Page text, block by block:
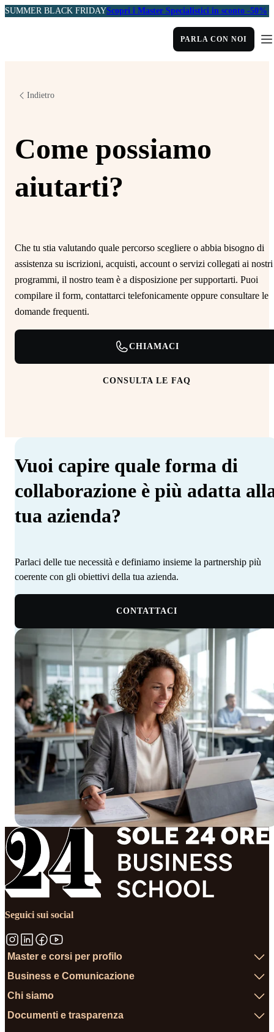
SUMMER BLACK FRIDAYScopri i Master Specialistici in sconto -50%
PARLA CON NOI
Indietro
Come possiamo
aiutarti?
Che tu stia valutando quale percorso scegliere o abbia bisogno di
assistenza su iscrizioni, acquisti, account o servizi collegati ai nostri
programmi, il nostro team è a disposizione per supportarti. Puoi
compilare il form, contattarci telefonicamente oppure consultare le
domande frequenti.
CHIAMACI
CONSULTA LE FAQ
Vuoi capire quale forma di
collaborazione è più adatta
tua azienda?
Parlaci delle tue necessità e definiamo insieme la partnership più
coerente con gli obiettivi della tua azienda. ‍ ‍‍ ‍​​​​‌ ‍ ​‍​‍‌‍ ‌ ​‍‌‍‍‌‌‍‌ ‌‍‍‌‌‍ ‍​‍​‍​ ‍‍​‍​‍‌‍‌​‌‍​‌‌ ‌​‌‍ ‌‍​ ‌‍ ‌‌ ​ ​‍ ‍‌‍​ ‌‍ ‌‍ ‌​‍​‍​‍ ​​‍​‍‌‍‍​‌ ​‍‌‍‌‌‌‍‌‍​‍​‍​ ‍‍​‍​‍‌‍‍​‌ ‌​‌ ‌​‌ ​​‌ ​ ​ ‍‍​‍ ​‍ ‌‍​ ‌‍ ‌‌ ​ ​‍ ‍‌‍‍‌‌‍ ‍‌ ‌​‌‍‌‌‌ ​‍‌‍ ‍‌‍​‌‌‍ ​​‍ ‍​ ​‍​ ‌​‌‍ ‌ ​‍‌‍‌‌‌‍​‍‌ ​ ​‍ ‍‌‍​ ‌‍ ‌‍ ‌​‍ ‌‍‌‌‌‍‌​‌‍‍‌‌ ‌​‌‍ ‌ ​‍​‍ ‌‍‍‌‌ ‌​‌‍‌‌‌‍ ‌‌‌ ‌ ‌​‌ ‍‌‌ ​​‌‍‌‌‌ ​ ​‍ ‌​​‍‌‍ ‍​ ​​​ ‌​‌‌‍​‌​ ​‌‌‍‍‌‌‍​‌‌​‌​ ‌‍‌‌​ ‌ ​ ‌ ‍‍‌ ‌‍‌‌​‌‌​ ‌‌‍‌‌​‌‍‌ ​‍‌‍ ‍‌​​‍‌ ‌ ​‍ ‌‍‍‌‌ ‌​‌‍‌‌‌‍ ‌‌ ​ ​‍ ‌​‍‍‌​ ‍‌ ‌ ‌‍‌‌‌​​‌​ ‌ ‌​‌​‌​​‌‌‌​ ​ ‌‌‌ ‌‌‌‍‍‍​ ​‍‌​‌ ‌‍ ‍‌ ​‍‌ ​‍‌ ‍‌‌‍​‌‌ ‌‍‌​ ‌‌‍‌ ​‍ ‌‍‌‌‌‍‌​‌‍‍‌‌ ‌​​‍​ ‌‍‌‍‌‍‍‌‌‍‌‌‌‍ ​‌‍‌​‌‌​​‌‍​‌‌ ‌​‌‍‍​​ ‌‌ ​ ‌ ‌‌‌‍​‍‌ ‌​‌‍‍‌‌ ‌​‌‍ ​‌‍‌‌​‍ ‍‌‍‍‌‌ ‌​​‍​‍‌
CONTATTACI
Seguici sui social
Master e corsi per profilo
Business e Comunicazione
Chi siamo
Documenti e trasparenza